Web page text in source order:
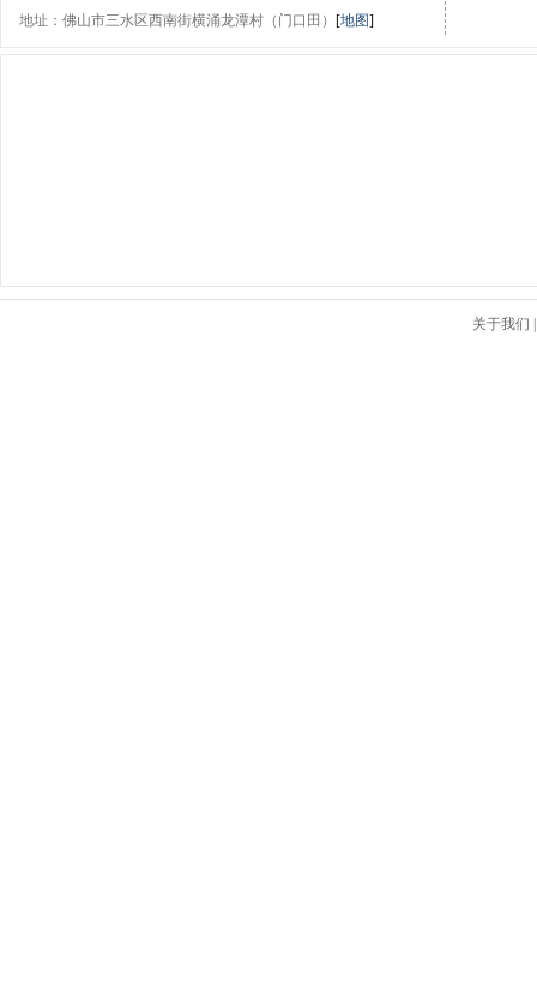
地址：佛山市三水区西南街横涌龙潭村（门口田） [地图]
关于我们